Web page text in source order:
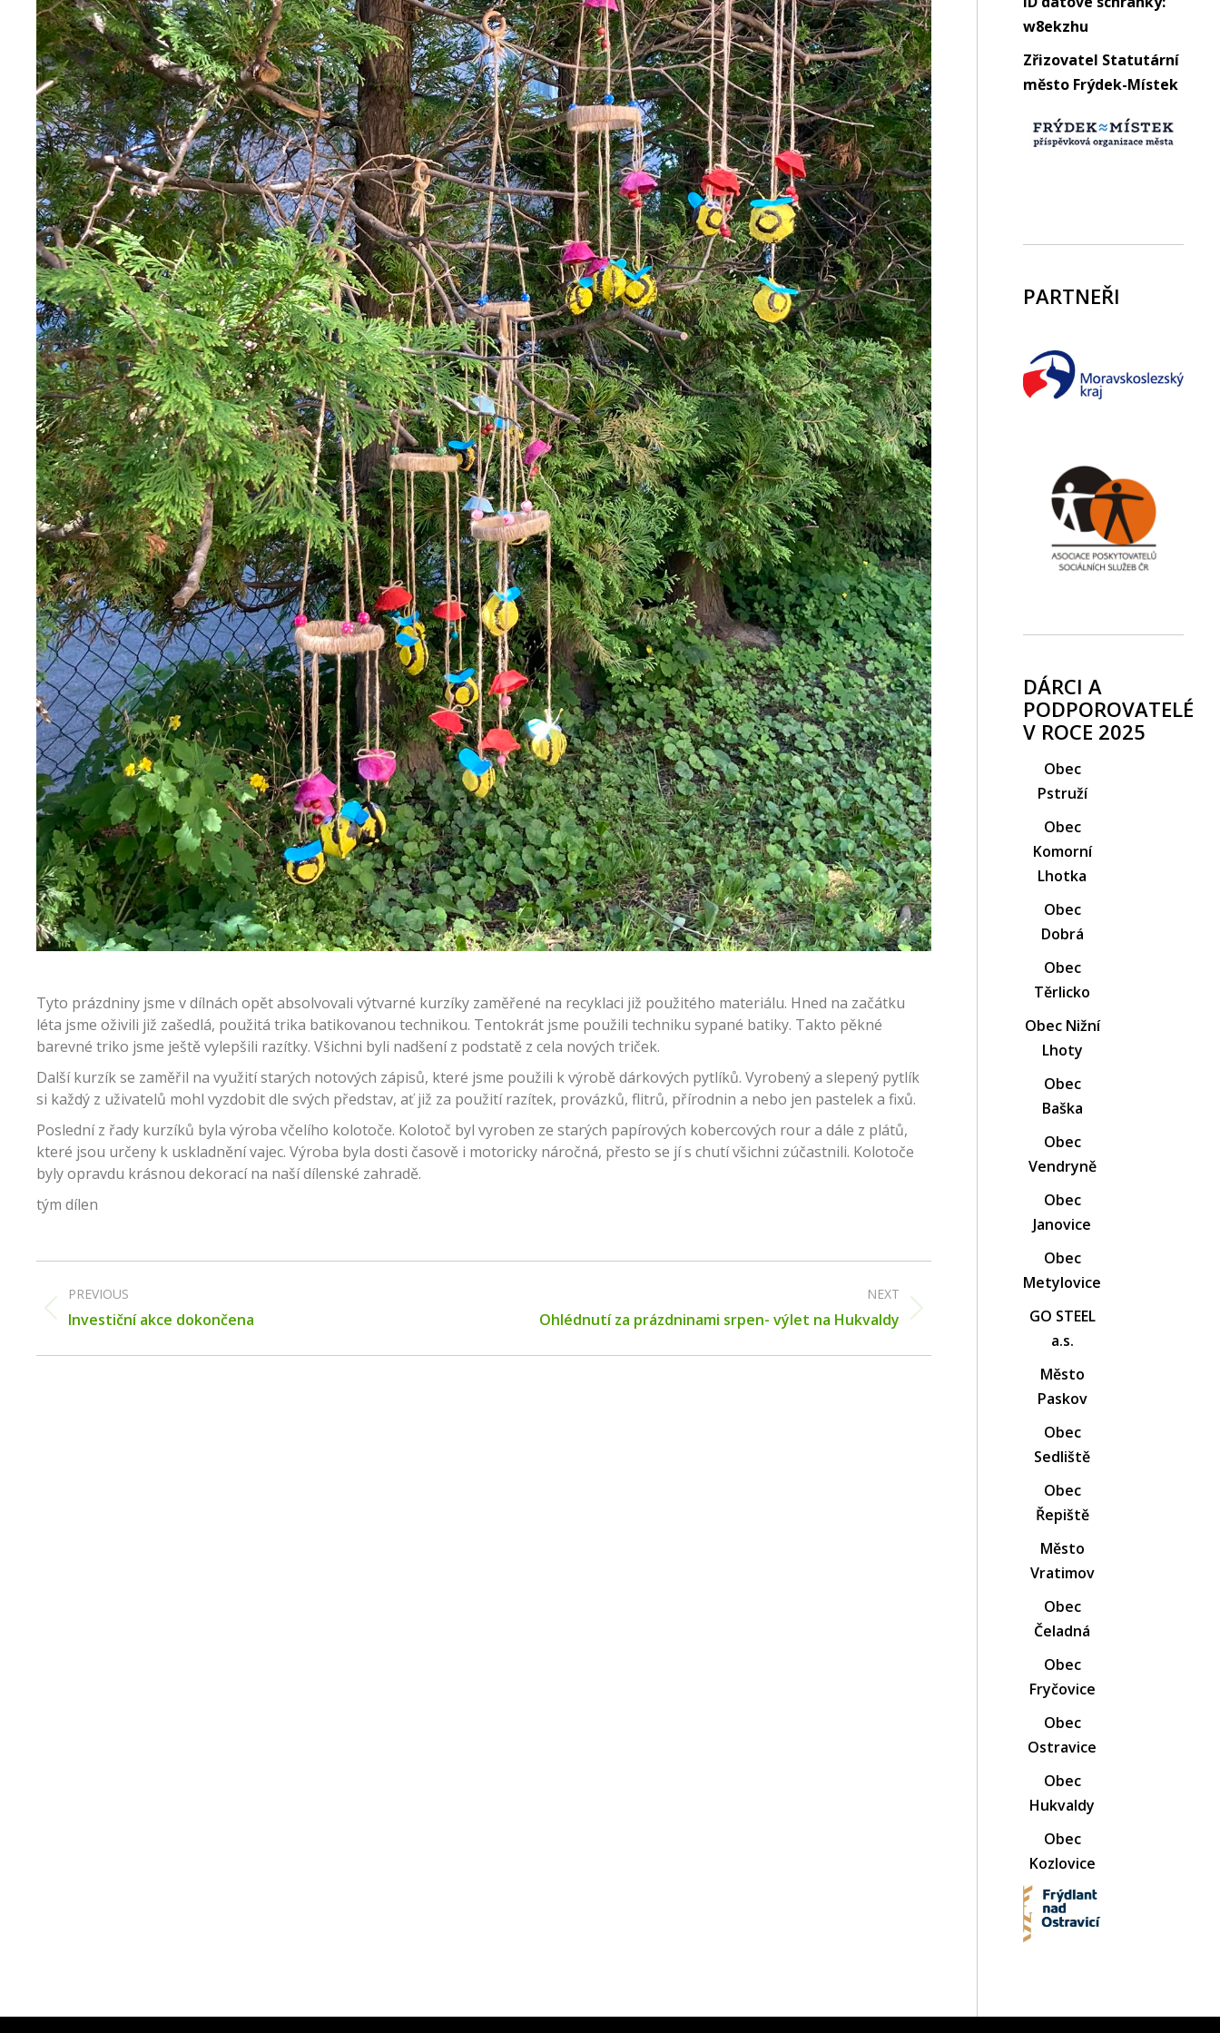
Tyto prázdniny jsme v dílnách opět absolvovali výtvarné kurzíky zaměřené na recyklaci již použitého materiálu. Hned na začátku
léta jsme oživili již zašedlá, použitá trika batikovanou technikou. Tentokrát jsme použili techniku sypané batiky. Takto pěkné
barevné triko jsme ještě vylepšili razítky. Všichni byli nadšení z podstatě z cela nových triček.
Další kurzík se zaměřil na využití starých notových zápisů, které jsme použili k výrobě dárkových pytlíků. Vyrobený a slepený pytlík
si každý z uživatelů mohl vyzdobit dle svých představ, ať již za použití razítek, provázků, flitrů, přírodnin a nebo jen pastelek a fixů.
Poslední z řady kurzíků byla výroba včelího kolotoče. Kolotoč byl vyroben ze starých papírových kobercových rour a dále z plátů,
které jsou určeny k uskladnění vajec. Výroba byla dosti časově i motoricky náročná, přesto se jí s chutí všichni zúčastnili. Kolotoče
byly opravdu krásnou dekorací na naší dílenské zahradě.
tým dílen
navigation
PREVIOUS
Previous
Investiční akce dokončena
NEXT
NextOhlédnutí za prázdninami srpen- výlet na Hukvaldy
w8ekzhu
Zřizovatel Statutární
město Frýdek-Místek
PARTNEŘI
DÁRCI A
PODPOROVATELÉ
V ROCE 2025
Obec
Pstruží
Obec
Komorní
Lhotka
Obec
Dobrá
Obec
Těrlicko
Obec Nižní
Lhoty
Obec
Baška
Obec
Vendryně
Obec
Janovice
Obec
Metylovice
GO STEEL
a.s.
Město
Paskov
Obec
Sedliště
Obec
Řepiště
Město
Vratimov
Obec
Čeladná
Obec
Fryčovice
Obec
Ostravice
Obec
Hukvaldy
Obec
Kozlovice